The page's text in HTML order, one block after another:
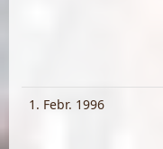
1. Febr. 1996